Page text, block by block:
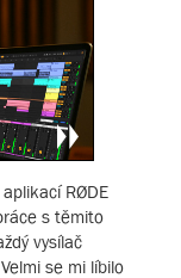
RØDE
s těmito
vysílač
se mi líbilo